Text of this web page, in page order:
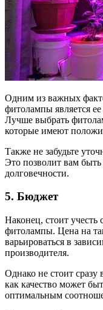
Одним из важных
фитолампы является
Лучше выбрать
которые имеют
Также не забудьте
Это позволит вам
долговечности.
5. Бюджет
Наконец, стоит
фитолампы. Цена на
варьироваться в
производителя.
Однако не стоит
как качество может
оптимальным